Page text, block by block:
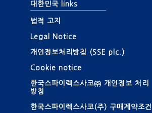
대한민국 links
법적 고지
Legal Notice
개인정보처리방침 (SSE plc.)
Cookie notice
한국스파이렉스사코㈜ 개인정보 처리
방침
한국스파이렉스사코(주) 구매계약조건